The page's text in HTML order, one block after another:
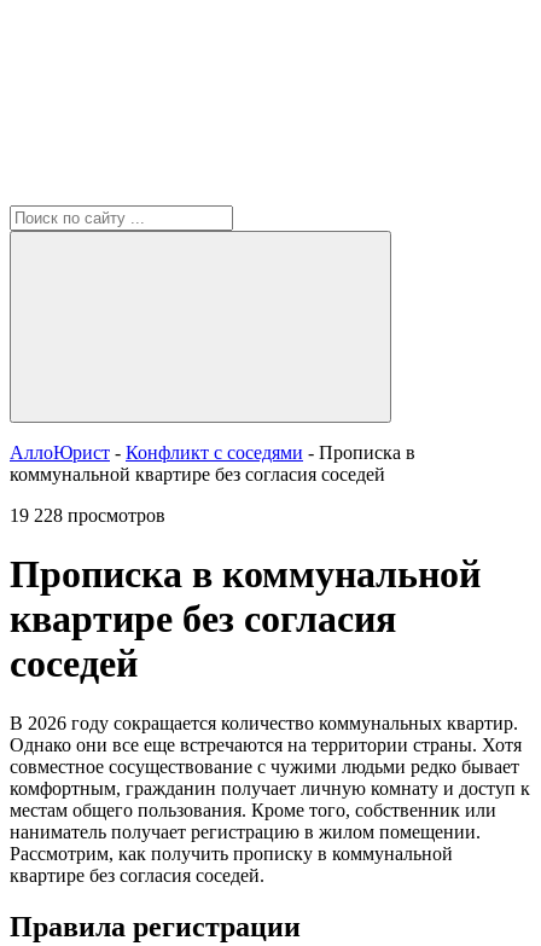
АллоЮрист - Конфликт с соседями - Прописка в
коммунальной квартире без согласия соседей
19 228 просмотров
Прописка в коммунальной
квартире без согласия
соседей
В 2026 году сокращается количество коммунальных квартир.
Однако они все еще встречаются на территории страны. Хотя
совместное сосуществование с чужими людьми редко бывает
комфортным, гражданин получает личную комнату и доступ к
местам общего пользования. Кроме того, собственник или
наниматель получает регистрацию в жилом помещении.
Рассмотрим, как получить прописку в коммунальной
квартире без согласия соседей.
Правила регистрации